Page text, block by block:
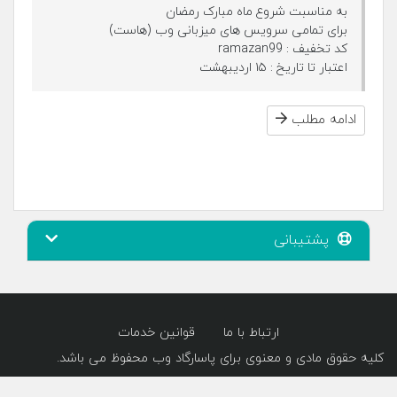
به مناسبت شروع ماه مبارک رمضان
برای تمامی سرویس های میزبانی وب (هاست)
کد تخفیف : ramazan99
اعتبار تا تاریخ : ۱۵ اردیبهشت
ادامه مطلب
پشتیبانی
ارتباط با ما
قوانین خدمات
کلیه حقوق مادی و معنوی برای پاسارگاد وب محفوظ می باشد.